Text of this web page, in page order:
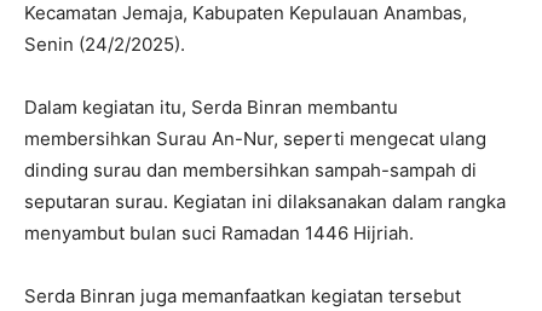
Kecamatan Jemaja, Kabupaten Kepulauan Anambas,
Senin (24/2/2025).
Dalam kegiatan itu, Serda Binran membantu
membersihkan Surau An-Nur, seperti mengecat ulang
dinding surau dan membersihkan sampah-sampah di
seputaran surau. Kegiatan ini dilaksanakan dalam rangka
menyambut bulan suci Ramadan 1446 Hijriah.
Serda Binran juga memanfaatkan kegiatan tersebut